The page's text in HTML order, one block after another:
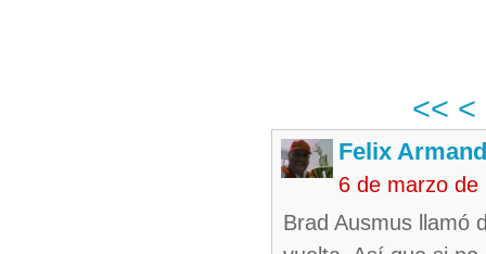
<< <
Felix
6 de marzo de
Brad Ausmus llamó